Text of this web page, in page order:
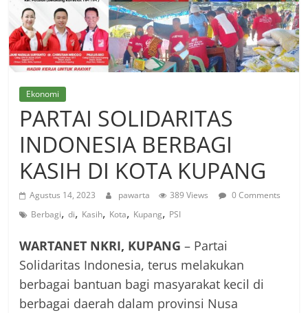
Ekonomi
PARTAI SOLIDARITAS
INDONESIA BERBAGI
KASIH DI KOTA KUPANG
Agustus 14, 2023 pawarta 389 Views
0 Comments
Berbagi,di, Kasih, Kota, Kupang, PSI
WARTANET NKRI, KUPANG – Partai
Solidaritas Indonesia, terus melakukan
berbagai bantuan bagi masyarakat kecil di
berbagai daerah dalam provinsi Nusa